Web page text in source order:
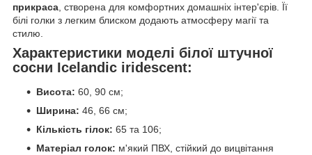
прикраса , створена для комфортних домашніх інтер'єрів. Її
білі голки з легким блиском додають атмосферу магії та
стилю.
Характеристики моделі білої штучної
сосни Icelandic iridescent:
Висота: 60, 90 см;
Ширина: 46, 66 см;
Кількість гілок: 65 та 106;
Матеріал голок: м'який ПВХ, стійкий до вицвітання